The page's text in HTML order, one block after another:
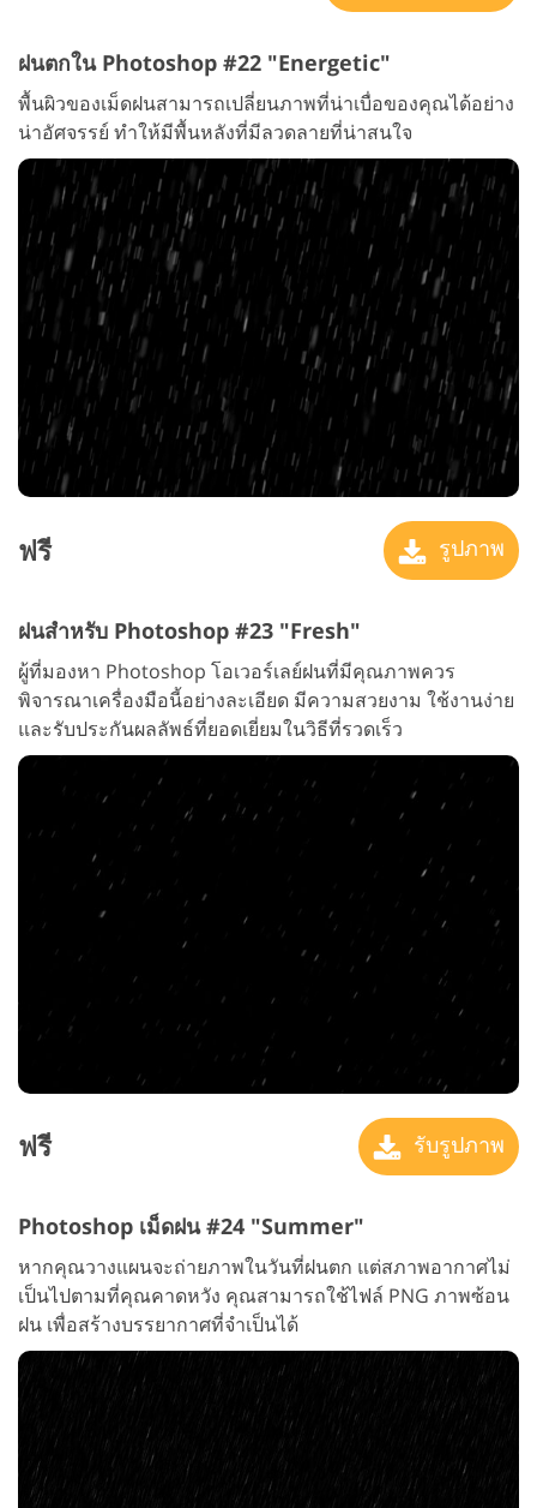
ฝนตกใน Photoshop #22 "Energetic"
พื้นผิวของเม็ดฝนสามารถเปลี่ยนภาพที่น่าเบื่อของคุณได้อย่าง
น่าอัศจรรย์ ทำให้มีพื้นหลังที่มีลวดลายที่น่าสนใจ
ฟรี รูปภาพ
ฝนสำหรับ Photoshop #23 "Fresh"
ผู้ที่มองหา Photoshop โอเวอร์เลย์ฝนที่มีคุณภาพควร
พิจารณาเครื่องมือนี้อย่างละเอียด มีความสวยงาม ใช้งานง่าย
และรับประกันผลลัพธ์ที่ยอดเยี่ยมในวิธีที่รวดเร็ว
ฟรี รับรูปภาพ
Photoshop เม็ดฝน #24 "Summer"
หากคุณวางแผนจะถ่ายภาพในวันที่ฝนตก แต่สภาพอากาศไม่
เป็นไปตามที่คุณคาดหวัง คุณสามารถใช้ไฟล์ PNG ภาพซ้อน
ฝน เพื่อสร้างบรรยากาศที่จำเป็นได้